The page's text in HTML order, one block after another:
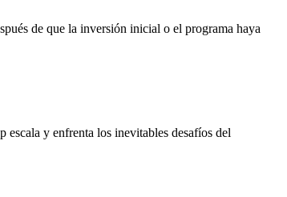
de que la inversión inicial o el programa haya
y enfrenta los inevitables desafíos del